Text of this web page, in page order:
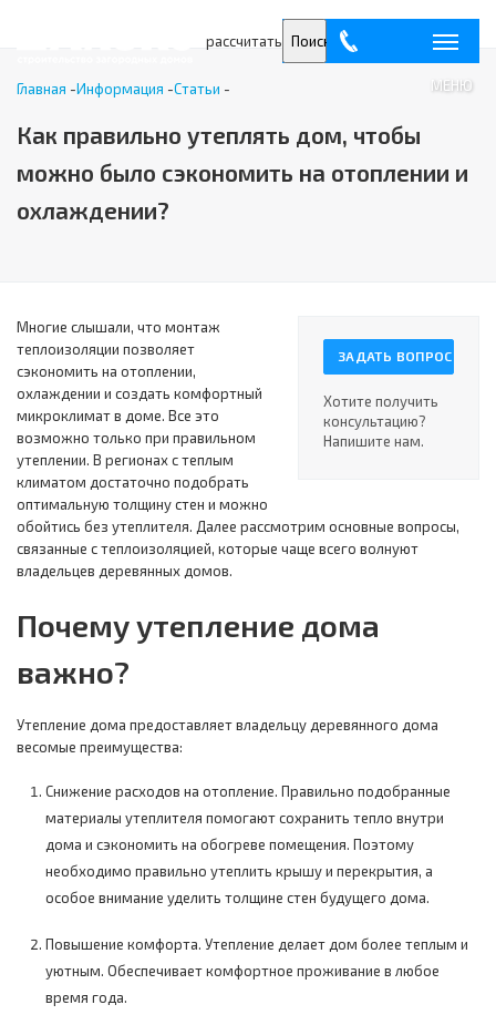
рассчитать
МЕНЮ
Поиск
Главная -Информация -Статьи -
Как правильно утеплять дом, чтобы
можно было сэкономить на отоплении и
охлаждении?
ЗАДАТЬ ВОПРОС
Хотите получить
консультацию?
Напишите нам.
Многие слышали, что монтаж
теплоизоляции позволяет
сэкономить на отоплении,
охлаждении и создать комфортный
микроклимат в доме. Все это
возможно только при правильном
утеплении. В регионах с теплым
климатом достаточно подобрать
оптимальную толщину стен и можно
обойтись без утеплителя. Далее рассмотрим основные вопросы,
связанные с теплоизоляцией, которые чаще всего волнуют
владельцев деревянных домов.
Почему утепление дома
важно?
Утепление дома предоставляет владельцу деревянного дома
весомые преимущества:
Снижение расходов на отопление. Правильно подобранные
материалы утеплителя помогают сохранить тепло внутри
дома и сэкономить на обогреве помещения. Поэтому
необходимо правильно утеплить крышу и перекрытия, а
особое внимание уделить толщине стен будущего дома.
Повышение комфорта. Утепление делает дом более теплым и
уютным. Обеспечивает комфортное проживание в любое
время года.